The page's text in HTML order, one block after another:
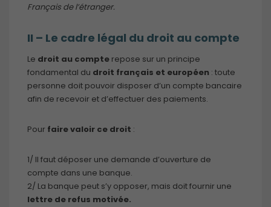
Français de l’étranger.
II – Le cadre légal du droit au compte
Le droit au compte repose sur un principe
fondamental du droit français et européen : toute
personne doit pouvoir disposer d’un compte bancaire
afin de recevoir et d’effectuer des paiements.
Pour faire valoir ce droit :
1/ Il faut déposer une demande d’ouverture de
compte dans une banque.
2/ La banque peut s’y opposer, mais doit fournir une
lettre de refus motivée.